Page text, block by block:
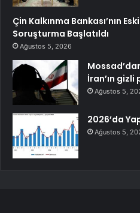
Çin Kalkınma Bankası’nın
Soruşturma Başlatıldı
Ağustos 5, 2026
İran’ın
Ağustos 5,
2026’da
Ağustos 5,